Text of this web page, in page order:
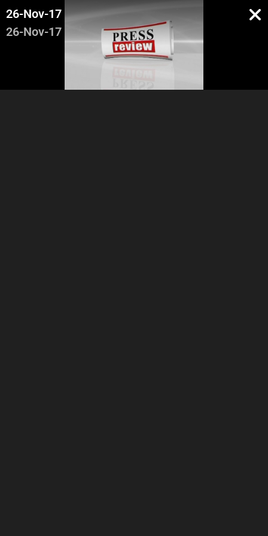
26-Nov-17
26-Nov-17